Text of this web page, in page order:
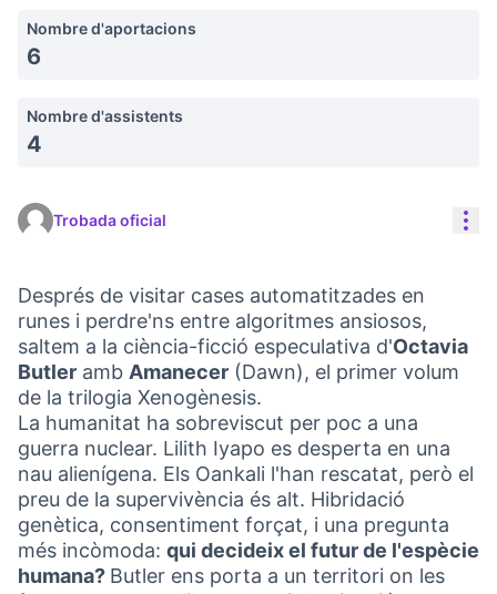
Nombre d'aportacions
6
Nombre d'assistents
4
Trobada oficial
Després de visitar cases automatitzades en
runes i perdre'ns entre algoritmes ansiosos,
saltem a la ciència-ficció especulativa d'Octavia
Butler amb Amanecer (Dawn), el primer volum
de la trilogia Xenogènesis.
La humanitat ha sobreviscut per poc a una
guerra nuclear. Lilith Iyapo es desperta en una
nau alienígena. Els Oankali l'han rescatat, però el
preu de la supervivència és alt. Hibridació
genètica, consentiment forçat, i una pregunta
més incòmoda: qui decideix el futur de l'espècie
humana? Butler ens porta a un territori on les